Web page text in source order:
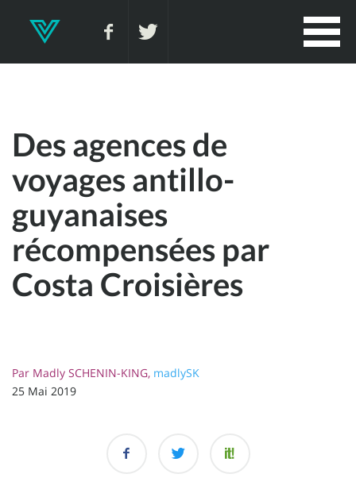
Des agences de
voyages antillo-
guyanaises
récompensées par
Costa Croisières
Par Madly SCHENIN-KING, madlySK
25 Mai 2019